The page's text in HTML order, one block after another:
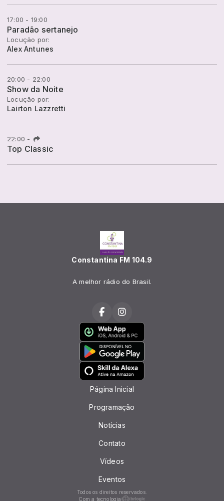
17:00 - 19:00
Paradão sertanejo
Locução por:
Alex Antunes
20:00 - 22:00
Show da Noite
Locução por:
Lairton Lazzretti
22:00 -
Top Classic
Constantina FM 104.9
A melhor rádio do Brasil.
Página Inicial
Programação
Notícias
Contato
Vídeos
Eventos
Todos os direitos reservados.
Com a tecnologia